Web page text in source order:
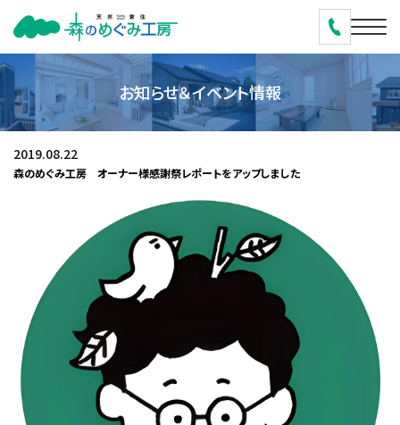
お知らせ＆イベント情報
2019.08.22
森のめぐみ工房 オーナー様感謝祭レポートをアップしました